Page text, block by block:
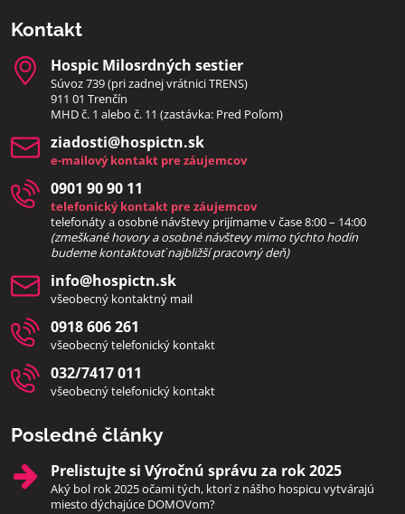
Kontakt
Hospic Milosrdných sestier
Súvoz 739 (pri zadnej vrátnici TRENS)
911 01 Trenčín
MHD č. 1 alebo č. 11 (zastávka: Pred Poľom)
ziadosti​@hospictn​.sk
e-mailový kontakt pre záujemcov
0901 90 90 11
telefonický kontakt pre záujemcov
telefonáty a osobné návštevy prijímame v čase 8:00 – 14:00
(zmeškané hovory a osobné návštevy mimo týchto hodín
budeme kontaktovať najbližší pracovný deň)
info​@hospictn​.sk
všeobecný kontaktný mail
0918 606 261
všeobecný telefonický kontakt
032/7417 011
všeobecný telefonický kontakt
Posledné články
Prelistujte si Výročnú správu za rok 2025
Aký bol rok 2025 očami tých, ktorí z nášho hospicu vytvárajú
miesto dýchajúce DOMOVom?